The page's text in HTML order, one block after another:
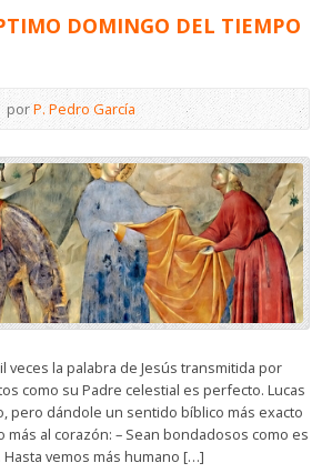
DOMINGO DEL TIEMPO
porP. Pedro García
veces la palabra de Jesús transmitida por
como su Padre celestial es perfecto. Lucas
pero dándole un sentido bíblico más exacto
más al corazón: – Sean bondadosos como es
vemos más humano […]